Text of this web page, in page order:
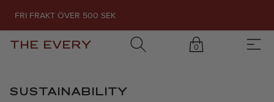
FRI FRAKT ÖVER 500 SEK
THE EVERY 0
SUSTAINABILITY